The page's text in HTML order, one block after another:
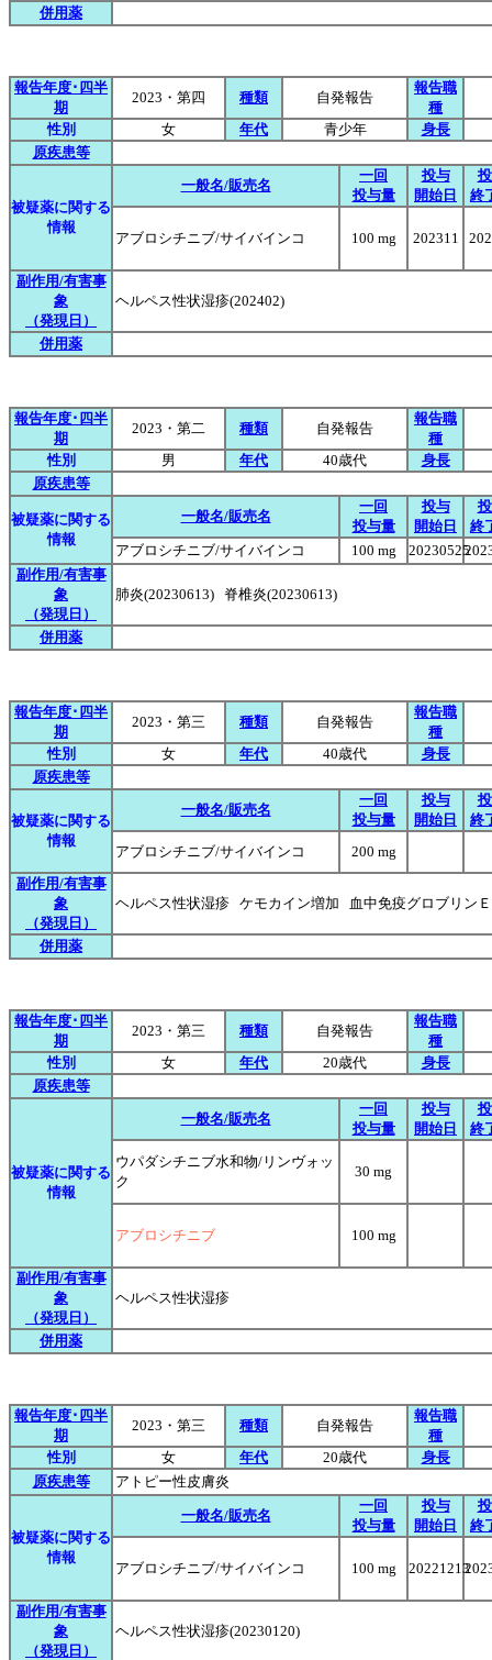
併用薬
報告年度･四半
期
2023・第四 種類 自発報告
報告職
種
性別
女 年代 青少年
身長
原疾患等
被疑薬に関する
情報
一般名/販売名
一回
投与量
投与
開始日
終
アブロシチニブ/サイバインコ 100 mg 202311
副作用/有害事
象
（発現日）
ヘルペス性状湿疹(202402)
併用薬
報告年度･四半
期
2023・第二 種類 自発報告
報告職
種
性別
男 年代 40歳代
身長
原疾患等
被疑薬に関する
情報
一般名/販売名
一回
投与量
投与
開始日
終
アブロシチニブ/サイバインコ
100 mg 20230525
副作用/有害事
象
（発現日）
肺炎(20230613) 脊椎炎(20230613)
併用薬
報告年度･四半
期
2023・第三 種類 自発報告
報告職
種
性別
女 年代 40歳代
身長
原疾患等
被疑薬に関する
情報
一般名/販売名
一回
投与量
投与
開始日
終
アブロシチニブ/サイバインコ
200 mg
副作用/有害事
象
（発現日）
ヘルペス性状湿疹 ケモカイン増加 血中免疫グロブリン
併用薬
報告年度･四半
期
2023・第三 種類 自発報告
報告職
種
性別
女 年代 20歳代
身長
原疾患等
被疑薬に関する
情報
一般名/販売名
一回
投与量
投与
開始日
終
ウパダシチニブ水和物/リンヴォッ
ク
30 mg
アブロシチニブ 100 mg
副作用/有害事
象
（発現日）
ヘルペス性状湿疹
併用薬
報告年度･四半
期
2023・第三 種類 自発報告
報告職
種
性別
女 年代 20歳代
身長
原疾患等
アトピー性皮膚炎
被疑薬に関する
情報
一般名/販売名
一回
投与量
投与
開始日
終
アブロシチニブ/サイバインコ 100 mg 20221213
副作用/有害事
象
（発現日）
ヘルペス性状湿疹(20230120)